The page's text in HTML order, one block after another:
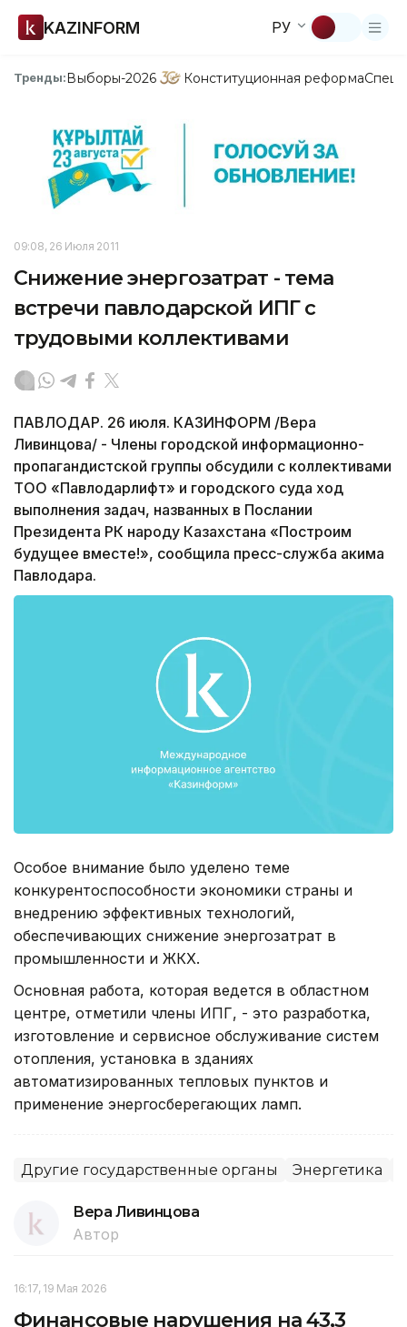
KAZINFORM РУ
Тренды:Выборы-2026 Конституционная реформа
09:08, 26 Июля 2011
Снижение энергозатрат - тема
встречи павлодарской ИПГ с
трудовыми коллективами
ПАВЛОДАР. 26 июля. КАЗИНФОРМ /Вера
Ливинцова/ - Члены городской информационно-
пропагандистской группы обсудили с коллективами
ТОО «Павлодарлифт» и городского суда ход
выполнения задач, названных в Послании
Президента РК народу Казахстана «Построим
будущее вместе!», сообщила пресс-служба акима
Павлодара.
Особое внимание было уделено теме
конкурентоспособности экономики страны и
внедрению эффективных технологий,
обеспечивающих снижение энергозатрат в
промышленности и ЖКХ.
Основная работа, которая ведется в областном
центре, отметили члены ИПГ, - это разработка,
изготовление и сервисное обслуживание систем
отопления, установка в зданиях
автоматизированных тепловых пунктов и
применение энергосберегающих ламп.
Другие государственные органы Энергетика
Вера Ливинцова
Автор
16:17, 19 Мая 2026
Финансовые нарушения на 43,3